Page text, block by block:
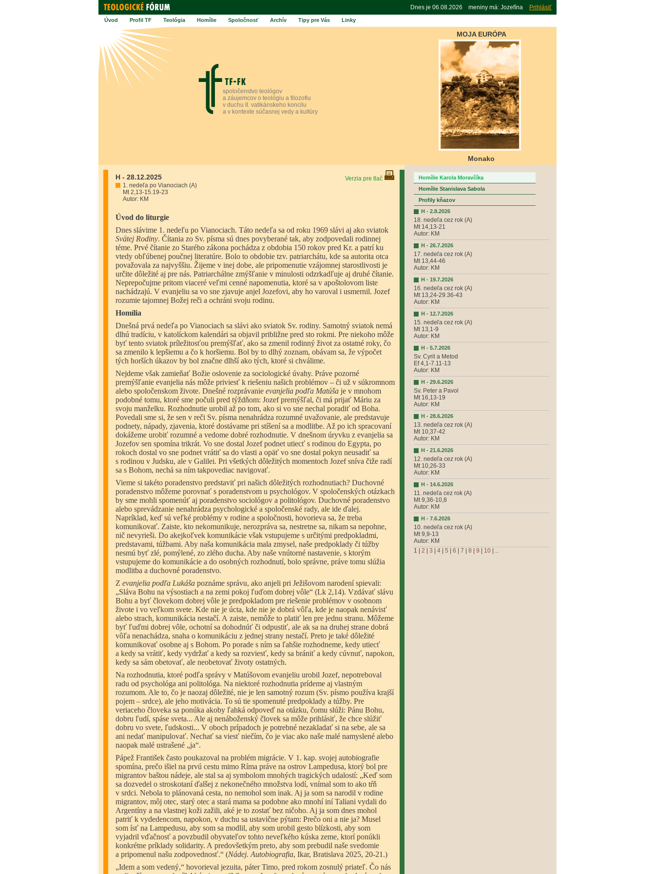
Dnes je 06.08.2026 meniny má: Jozefína Prihlásiť
Úvod Profil TF Teológia Homílie Spoločnosť Archív Tipy pre Vás Linky
spoločenstvo teológov
a záujemcov o teológiu a filozofiu
v duchu II. vatikánskeho koncilu
a v kontexte súčasnej vedy a kultúry
MOJA EURÓPA
Monako
Verzia pre tlač
H - 28.12.2025
1. nedeľa po Vianociach (A)
Mt 2,13-15.19-23
Autor: KM
Úvod do liturgie
Dnes slávime 1. nedeľu po Vianociach. Táto nedeľa sa od roku 1969 slávi aj ako sviatok
Svätej Rodiny. Čítania zo Sv. písma sú dnes povyberané tak, aby zodpovedali rodinnej
téme. Prvé čítanie zo Starého zákona pochádza z obdobia 150 rokov pred Kr. a patrí ku
vtedy obľúbenej poučnej literatúre. Bolo to obdobie tzv. patriarchátu, kde sa autorita otca
považovala za najvyššiu. Žijeme v inej dobe, ale pripomenutie vzájomnej starostlivosti je
určite dôležité aj pre nás. Patriarchálne zmýšľanie v minulosti odzrkadľuje aj druhé čítanie.
Neprepočujme pritom viaceré veľmi cenné napomenutia, ktoré sa v apoštolovom liste
nachádzajú. V evanjeliu sa vo sne zjavuje anjel Jozefovi, aby ho varoval i usmernil. Jozef
rozumie tajomnej Božej reči a ochráni svoju rodinu.
Homília
Dnešná prvá nedeľa po Vianociach sa slávi ako sviatok Sv. rodiny. Samotný sviatok nemá
dlhú tradíciu, v katolíckom kalendári sa objavil približne pred sto rokmi. Pre niekoho môže
byť tento sviatok príležitosťou premýšľať, ako sa zmenil rodinný život za ostatné roky, čo
sa zmenilo k lepšiemu a čo k horšiemu. Bol by to dlhý zoznam, obávam sa, že výpočet
tých horších úkazov by bol značne dlhší ako tých, ktoré si chválime.
Nejdeme však zamieňať Božie oslovenie za sociologické úvahy. Práve pozorné
premýšľanie evanjelia nás môže priviesť k riešeniu našich problémov – či už v súkromnom
alebo spoločenskom živote. Dnešné rozprávanie evanjelia podľa Matúša je v mnohom
podobné tomu, ktoré sme počuli pred týždňom: Jozef premýšľal, či má prijať Máriu za
svoju manželku. Rozhodnutie urobil až po tom, ako si vo sne nechal poradiť od Boha.
Povedali sme si, že sen v reči Sv. písma nenahrádza rozumné uvažovanie, ale predstavuje
podnety, nápady, zjavenia, ktoré dostávame pri stíšení sa a modlitbe. Až po ich spracovaní
dokážeme urobiť rozumné a vedome dobré rozhodnutie. V dnešnom úryvku z evanjelia sa
Jozefov sen spomína trikrát. Vo sne dostal Jozef podnet utiecť s rodinou do Egypta, po
rokoch dostal vo sne podnet vrátiť sa do vlasti a opäť vo sne dostal pokyn neusadiť sa
s rodinou v Judsku, ale v Galilei. Pri všetkých dôležitých momentoch Jozef sníva čiže radí
sa s Bohom, nechá sa ním takpovediac navigovať.
Vieme si takéto poradenstvo predstaviť pri našich dôležitých rozhodnutiach? Duchovné
poradenstvo môžeme porovnať s poradenstvom u psychológov. V spoločenských otázkach
by sme mohli spomenúť aj poradenstvo sociológov a politológov. Duchovné poradenstvo
alebo sprevádzanie nenahrádza psychologické a spoločenské rady, ale ide ďalej.
Napríklad, keď sú veľké problémy v rodine a spoločnosti, hovorieva sa, že treba
komunikovať. Zaiste, kto nekomunikuje, nerozpráva sa, nestretne sa, nikam sa nepohne,
nič nevyrieši. Do akejkoľvek komunikácie však vstupujeme s určitými predpokladmi,
predstavami, túžbami. Aby naša komunikácia mala zmysel, naše predpoklady či túžby
nesmú byť zlé, pomýlené, zo zlého ducha. Aby naše vnútorné nastavenie, s ktorým
vstupujeme do komunikácie a do osobných rozhodnutí, bolo správne, práve tomu slúžia
modlitba a duchovné poradenstvo.
Z evanjelia podľa Lukáša poznáme správu, ako anjeli pri Ježišovom narodení spievali:
„Sláva Bohu na výsostiach a na zemi pokoj ľuďom dobrej vôle“ (Lk 2,14). Vzdávať slávu
Bohu a byť človekom dobrej vôle je predpokladom pre riešenie problémov v osobnom
živote i vo veľkom svete. Kde nie je úcta, kde nie je dobrá vôľa, kde je naopak nenávisť
alebo strach, komunikácia nestačí. A zaiste, nemôže to platiť len pre jednu stranu. Môžeme
byť ľuďmi dobrej vôle, ochotní sa dohodnúť či odpustiť, ale ak sa na druhej strane dobrá
vôľa nenachádza, snaha o komunikáciu z jednej strany nestačí. Preto je také dôležité
komunikovať osobne aj s Bohom. Po porade s ním sa ľahšie rozhodneme, kedy utiecť
a kedy sa vrátiť, kedy vydržať a kedy sa rozviesť, kedy sa brániť a kedy cúvnuť, napokon,
kedy sa sám obetovať, ale neobetovať životy ostatných.
Na rozhodnutia, ktoré podľa správy v Matúšovom evanjeliu urobil Jozef, nepotreboval
radu od psychológa ani politológa. Na niektoré rozhodnutia prídeme aj vlastným
rozumom. Ale to, čo je naozaj dôležité, nie je len samotný rozum (Sv. písmo používa krajší
pojem – srdce), ale jeho motivácia. To sú tie spomenuté predpoklady a túžby. Pre
veriaceho človeka sa ponúka akoby ľahká odpoveď na otázku, čomu slúži: Pánu Bohu,
dobru ľudí, spáse sveta... Ale aj nenáboženský človek sa môže prihlásiť, že chce slúžiť
dobru vo svete, ľudskosti... V oboch prípadoch je potrebné nezakladať si na sebe, ale sa
ani nedať manipulovať. Nechať sa viesť niečím, čo je viac ako naše malé namyslené alebo
naopak malé ustrašené „ja“.
Pápež František často poukazoval na problém migrácie. V 1. kap. svojej autobiografie
spomína, prečo išiel na prvú cestu mimo Ríma práve na ostrov Lampedusa, ktorý bol pre
migrantov baštou nádeje, ale stal sa aj symbolom mnohých tragických udalostí: „Keď som
sa dozvedel o stroskotaní ďalšej z nekonečného množstva lodí, vnímal som to ako tŕň
v srdci. Nebola to plánovaná cesta, no nemohol som inak. Aj ja som sa narodil v rodine
migrantov, môj otec, starý otec a stará mama sa podobne ako mnohí iní Taliani vydali do
Argentíny a na vlastnej koži zažili, aké je to zostať bez ničoho. Aj ja som dnes mohol
patriť k vydedencom, napokon, v duchu sa ustavične pýtam: Prečo oni a nie ja? Musel
som ísť na Lampedusu, aby som sa modlil, aby som urobil gesto blízkosti, aby som
vyjadril vďačnosť a povzbudil obyvateľov tohto neveľkého kúska zeme, ktorí ponúkli
konkrétne príklady solidarity. A predovšetkým preto, aby som prebudil naše svedomie
a pripomenul našu zodpovednosť.“ (Nádej. Autobiografia, Ikar, Bratislava 2025, 20-21.)
„Idem a som vedený,“ hovorieval jezuita, páter Timo, pred rokom zosnulý priateľ. Čo nás
Homílie Karola Moravčíka
Homílie Stanislava Sabola
Profily kňazov
H - 2.8.2026
18. nedeľa cez rok (A)
Mt 14,13-21
Autor: KM
H - 26.7.2026
17. nedeľa cez rok (A)
Mt 13,44-46
Autor: KM
H - 19.7.2026
16. nedeľa cez rok (A)
Mt 13,24-29.36-43
Autor: KM
H - 12.7.2026
15. nedeľa cez rok (A)
Mt 13,1-9
Autor: KM
H - 5.7.2026
Sv. Cyril a Metod
Ef 4,1-7.11-13
Autor: KM
H - 29.6.2026
Sv. Peter a Pavol
Mt 16,13-19
Autor: KM
H - 28.6.2026
13. nedeľa cez rok (A)
Mt 10,37-42
Autor: KM
H - 21.6.2026
12. nedeľa cez rok (A)
Mt 10,26-33
Autor: KM
H - 14.6.2026
11. nedeľa cez rok (A)
Mt 9,36-10,8
Autor: KM
H - 7.6.2026
10. nedeľa cez rok (A)
Mt 9,9-13
Autor: KM
1
2 3 4 5 6 7 8 9 10 | ..